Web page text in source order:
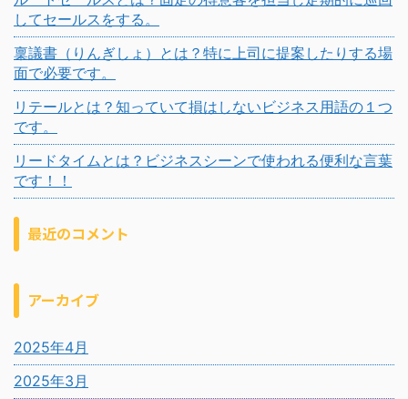
してセールスをする。
稟議書（りんぎしょ）とは？特に上司に提案したりする場
面で必要です。
リテールとは？知っていて損はしないビジネス用語の１つ
です。
リードタイムとは？ビジネスシーンで使われる便利な言葉
です！！
最近のコメント
アーカイブ
2025年4月
2025年3月